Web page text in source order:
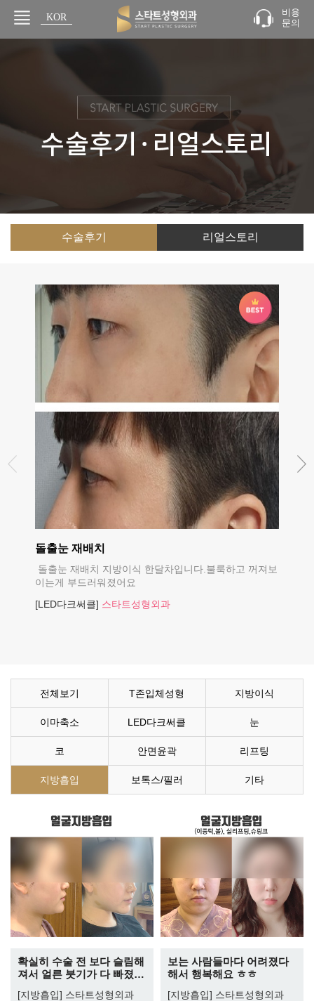
KOR
JPN
비용
문의
수술후기 리얼스토리
돌출눈 재배치
돌출눈 재배치 지방이식 한달차입니다.불룩하고 꺼져보
이는게 부드러워졌어요
[LED다크써클] 스타트성형외과
전체보기 T존입체성형 지방이식
이마축소 LED다크써클 눈
코 안면윤곽 리프팅
지방흡입 보톡스/필러 기타
확실히 수술 전 보다 슬림해
져서 얼른 붓기가 다 빠졌으
[지방흡입] 스타트성형외과
보는 사람들마다 어려졌다
해서 행복해요 ㅎㅎ
[지방흡입] 스타트성형외과